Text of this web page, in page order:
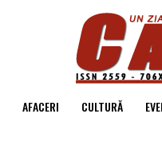
AFACERI CULTURĂ